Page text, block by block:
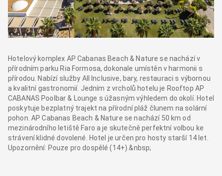
Hotelový komplex AP Cabanas Beach & Nature se nachází v
přírodním parku Ria Formosa, dokonale umístěn v harmonii s
přírodou. Nabízí služby All Inclusive, bary, restauraci s výbornou
a kvalitní gastronomií. Jedním z vrcholů hotelu je Rooftop AP
CABANAS Poolbar & Lounge s úžasným výhledem do okolí. Hotel
poskytuje bezplatný trajekt na přírodní pláž člunem na solární
pohon. AP Cabanas Beach & Nature se nachází 50 km od
mezinárodního letiště Faro a je skutečně perfektní volbou ke
strávení klidné dovolené. Hotel je určen pro hosty starší 14 let.
Upozornění: Pouze pro dospělé (14+).&nbsp;